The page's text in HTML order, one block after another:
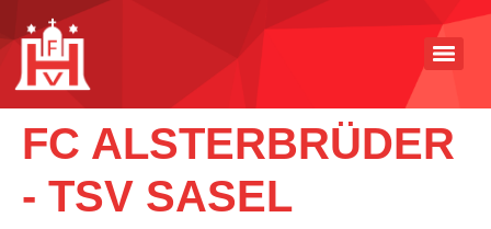
FC ALSTERBRÜDER
- TSV SASEL